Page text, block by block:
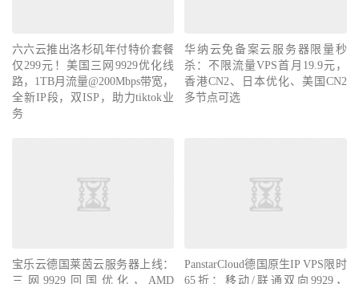
六六云推出洛杉矶年付特价套餐
仅299元！美国三网9929优化线
路，1TB月流量@200Mbps带宽，
全新IP段，双ISP，助力tiktok业
务
华纳云免备案云服务器限量秒
杀：不限流量VPS首月19.9元，
香港CN2、日本优化、美国CN2
多节点可选
宝乐云德国莱茵云服务器上线：
三网9929回国优化，AMD
PanstarCloud德国原生IP VPS限时
65折：移动/联通双向9929，